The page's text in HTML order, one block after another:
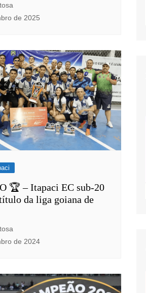
de 2025
🏆 – Itapaci EC sub-20
da liga goiana de
de 2024